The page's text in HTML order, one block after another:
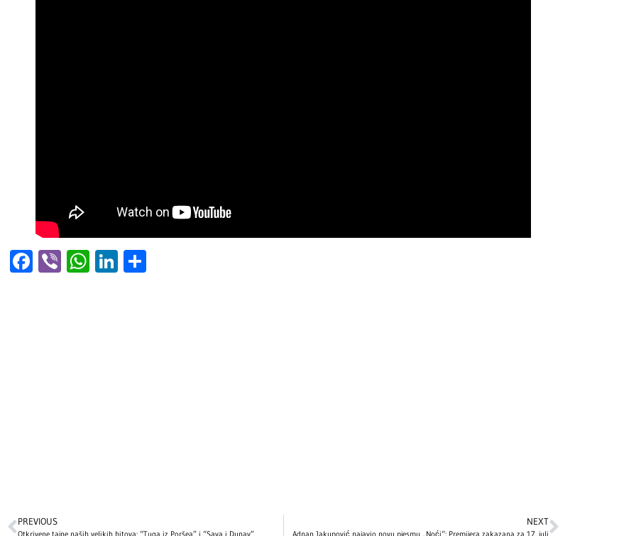
Facebook
ViberWhatsApp
LinkedIn
PREVIOUS
Otkrivene tajne naših velikih hitova: “Tuga iz Poršea” i “Sava i Dunav”
NEXT
Adnan Jakupović najavio novu pjesmu „Noći“: Premijera zakazana za 17. juli